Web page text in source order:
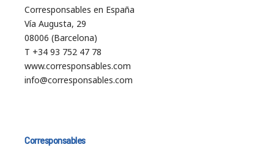
Corresponsables en España
Vía Augusta, 29
08006 (Barcelona)
T +34 93 752 47 78
www.corresponsables.com
info@corresponsables.com
Corresponsables